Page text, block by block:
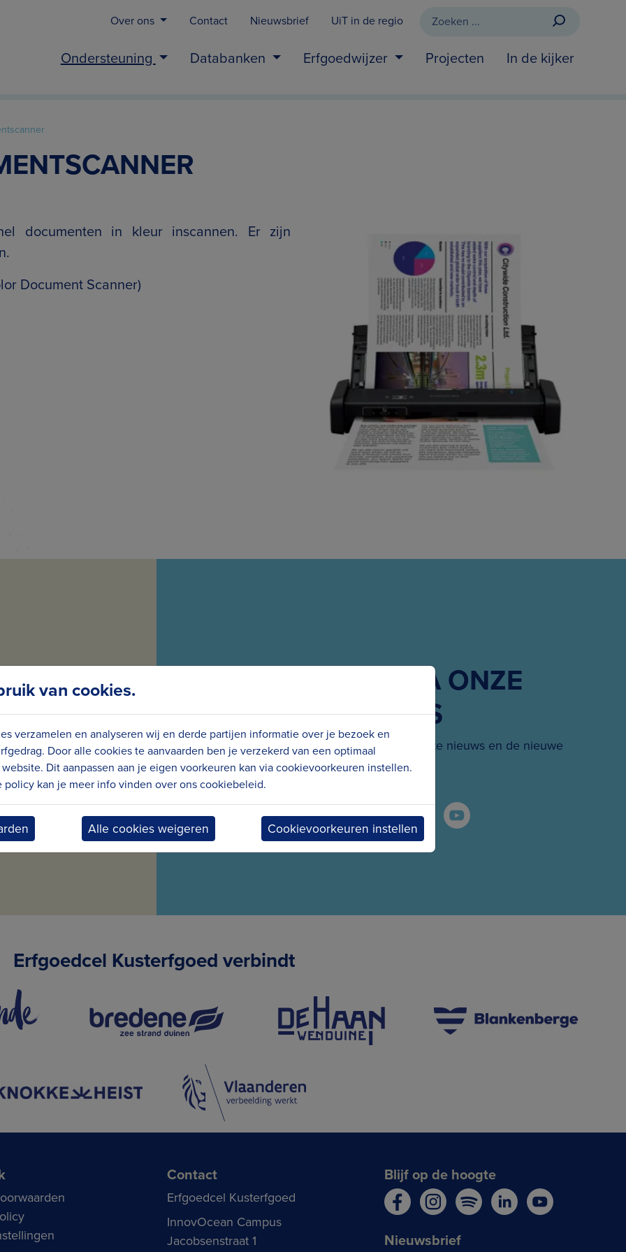
Over ons Contact Nieuwsbrief UiT in de regio
Ondersteuning Databanken Erfgoedwijzer Projecten In de kijker
documenten in kleur inscannen. Er zijn
Document Scanner)
VAN
nieuws en
VOLG ONS VIA ONZE
SOCIALS
Wees meteen op de hoogte van het laatste nieuws en de nieuwe
projecten.
Erfgoedcel Kusterfgoed verbindt
Contact
Erfgoedcel Kusterfgoed
InnovOcean Campus
Jacobsenstraat 1
Blijf op de hoogte
Nieuwsbrief
van cookies.
verzamelen en analyseren wij en derde partijen informatie over je bezoek en
Door alle cookies te aanvaarden ben je verzekerd van een optimaal
Dit aanpassen aan je eigen voorkeuren kan via cookievoorkeuren instellen.
policy kan je meer info vinden over ons cookiebeleid.
Alle cookies weigeren Cookievoorkeuren instellen